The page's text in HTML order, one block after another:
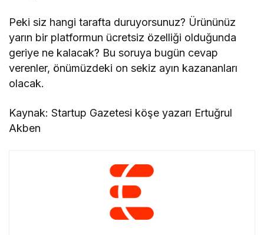
Peki siz hangi tarafta duruyorsunuz? Ürününüz
yarın bir platformun ücretsiz özelliği olduğunda
geriye ne kalacak? Bu soruya bugün cevap
verenler, önümüzdeki on sekiz ayın kazananları
olacak.
Kaynak: Startup Gazetesi köşe yazarı Ertuğrul
Akben